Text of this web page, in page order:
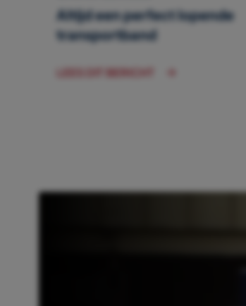
Altijd een perfect lopende
transportband
LEES DIT BERICHT